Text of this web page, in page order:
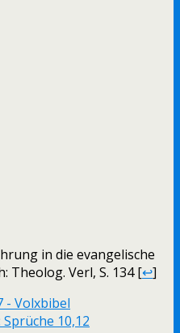
in die evangelische
Theolog. Verl, S. 134 [↩]
- Volxbibel
10,12